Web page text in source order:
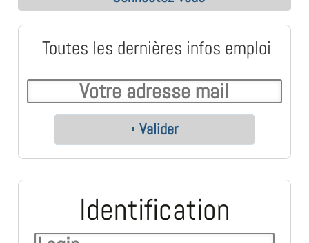
Toutes les dernières infos emploi
Valider
Identification